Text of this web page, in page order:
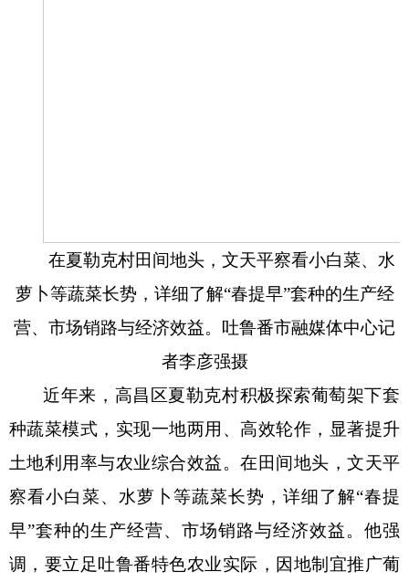
在夏勒克村田间地头，文天平察看小白菜、水
萝卜等蔬菜长势，详细了解“春提早”套种的生产经
营、市场销路与经济效益。吐鲁番市融媒体中心记
者李彦强摄
近年来，高昌区夏勒克村积极探索葡萄架下套
种蔬菜模式，实现一地两用、高效轮作，显著提升
土地利用率与农业综合效益。在田间地头，文天平
察看小白菜、水萝卜等蔬菜长势，详细了解“春提
早”套种的生产经营、市场销路与经济效益。他强
调，要立足吐鲁番特色农业实际，因地制宜推广葡